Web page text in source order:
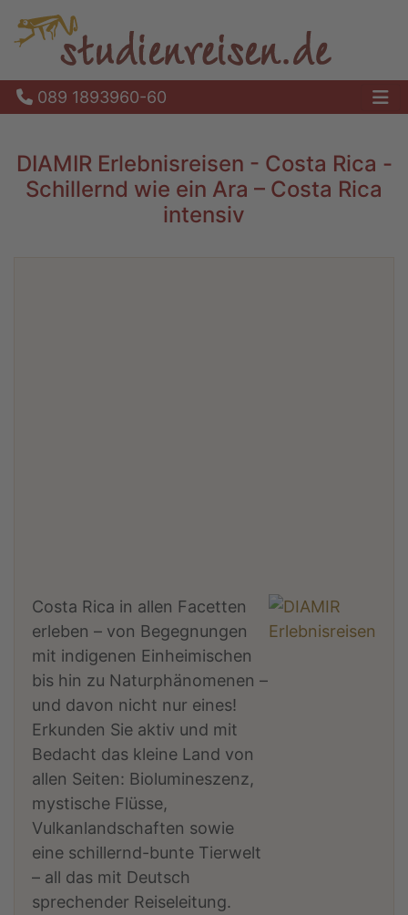
089 1893960-60
DIAMIR Erlebnisreisen - Costa Rica -
Schillernd wie ein Ara – Costa Rica
intensiv
Costa Rica in allen Facetten
erleben – von Begegnungen
mit indigenen Einheimischen
bis hin zu Naturphänomenen –
und davon nicht nur eines!
Erkunden Sie aktiv und mit
Bedacht das kleine Land von
allen Seiten: Biolumineszenz,
mystische Flüsse,
Vulkanlandschaften sowie
eine schillernd-bunte Tierwelt
– all das mit Deutsch
sprechender Reiseleitung.